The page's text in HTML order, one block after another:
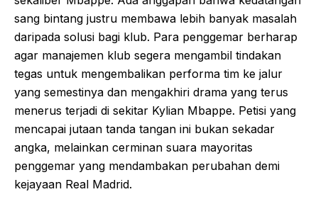
sang bintang justru membawa lebih banyak masalah
daripada solusi bagi klub. Para penggemar berharap
agar manajemen klub segera mengambil tindakan
tegas untuk mengembalikan performa tim ke jalur
yang semestinya dan mengakhiri drama yang terus
menerus terjadi di sekitar Kylian Mbappe. Petisi yang
mencapai jutaan tanda tangan ini bukan sekadar
angka, melainkan cerminan suara mayoritas
penggemar yang mendambakan perubahan demi
kejayaan Real Madrid.